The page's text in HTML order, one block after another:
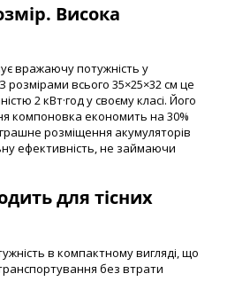
Висока
вражаючу потужність у
розмірами всього 35×25×32 см це
2 кВт·год у своєму класі. Його
компоновка економить на 30%
розміщення акумуляторів
ефективність, не займаючи
для тісних
в компактному вигляді, що
без втрати